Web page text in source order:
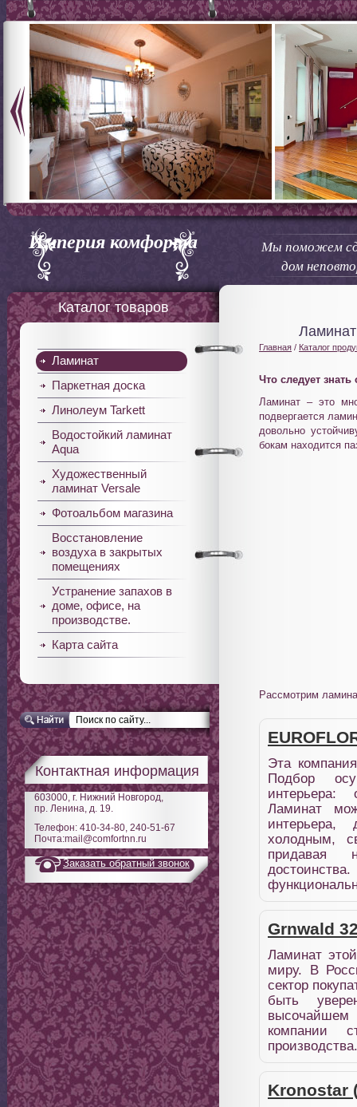
Империя комфорта
Мы поможем
дом
Каталог товаров
Ламинат
Паркетная доска
Линолеум Tarkett
Водостойкий ламинат
Aqua
Художественный
ламинат Versale
Фотоальбом магазина
Восстановление
воздуха в закрытых
помещениях
Устранение запахов в
доме, офисе, на
производстве.
Карта сайта
Контактная информация
603000, г. Нижний Новгород,
пр. Ленина, д. 19.
Телефон: 410-34-80, 240-51-67
Почта:mail@comfortnn.ru
Заказать обратный звонок
Ламинат
Главная / Каталог
Что следует
Ламинат – это
подвергается
довольно
бокам находится
Рассмотрим
Эта
Подбор
интерьера:
Ламинат
холодным,
придавая
Grnwald
Ламинат
миру. В
сектор
быть
компании
производства.
Kronostar